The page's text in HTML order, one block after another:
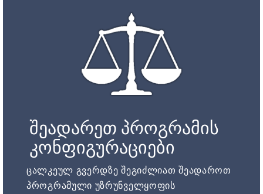
შეადარეთ პროგრამის
კონფიგურაციები
ცალკეულ გვერდზე შეგიძლიათ შეადაროთ
პროგრამული უზრუნველყოფის